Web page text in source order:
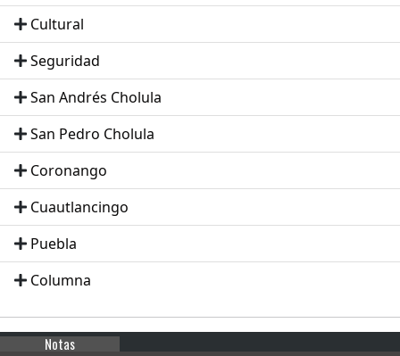
Cultural
Seguridad
San Andrés Cholula
San Pedro Cholula
Coronango
Cuautlancingo
Puebla
Columna
Notas